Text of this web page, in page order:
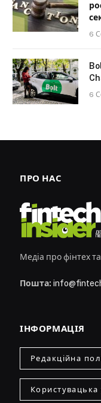
6
6
ПРО НАС
Медіа про фінтех та
Пошта:
ІНФОРМАЦІЯ
Редакційна
Користувацька